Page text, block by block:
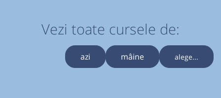
Vezi toate cursele de:
azi mâine alege...